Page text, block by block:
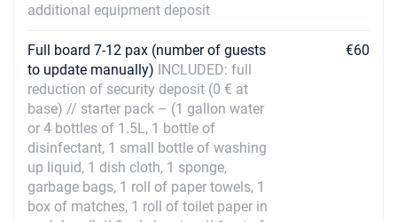
28/08/2027 - 04/09/2027 €2016
04/09/2027 - 11/09/2027
Забронировать
11/09/2027 - 18/09/2027
Забронировать
18/09/2027 - 25/09/2027
Забронировать
additional equipment deposit
Full board 7-12 pax (number of guests
to update manually) INCLUDED: full
reduction of security deposit (0 € at
base) // starter pack – (1 gallon water
or 4 bottles of 1.5L, 1 bottle of
disinfectant, 1 small bottle of washing
up liquid, 1 dish cloth, 1 sponge,
garbage bags, 1 roll of paper towels, 1
box of matches, 1 roll of toilet paper in
€60